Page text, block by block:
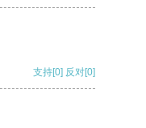
支持[0] 反对[0]